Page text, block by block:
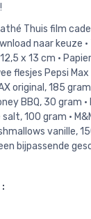
Pathé Thuis film
naar keuze
x 13 cm •
flesjes Pepsi
original, 185
BBQ, 30 gram •
100 gram •
vanille,
bijpassende